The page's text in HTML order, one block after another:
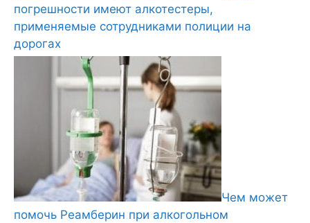
погрешности имеют алкотестеры,
применяемые сотрудниками полиции на
дорогах
Чем может
помочь Реамберин при алкогольном